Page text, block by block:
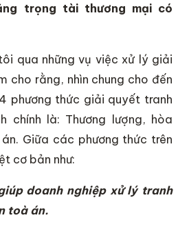
trọng tài thương mạicó
qua những vụ việc xử lý giải
cho rằng, nhìn chung cho đến
phương thức giải quyết tranh
chính là: Thương lượng, hòa
Giữa các phương thức trên
cơ bản như:
doanh nghiệp xử lý tranh
toà án.